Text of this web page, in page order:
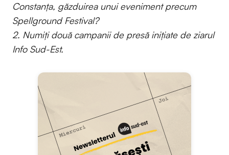
Constanța, găzduirea unui eveniment precum
Spellground Festival?
2. Numiți două campanii de presă inițiate de ziarul
Info Sud-Est.